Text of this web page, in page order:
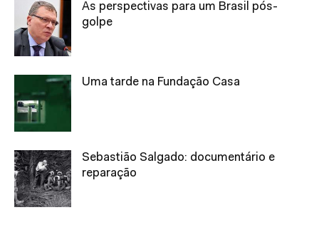
As perspectivas para um Brasil pós-
golpe
Uma tarde na Fundação Casa
Sebastião Salgado: documentário e
reparação